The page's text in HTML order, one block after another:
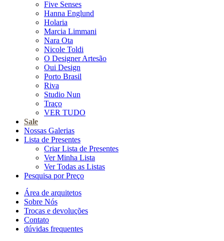
Five Senses
Hanna Englund
Holaria
Marcia Limmani
Nara Ota
Nicole Toldi
O Designer Artesão
Oui Design
Porto Brasil
Riva
Studio Nun
Traço
VER TUDO
Sale
Nossas Galerias
Lista de Presentes
Criar Lista de Presentes
Ver Minha Lista
Ver Todas as Listas
Pesquisa por Preço
Área de arquitetos
Sobre Nós
Trocas e devoluções
Contato
dúvidas frequentes